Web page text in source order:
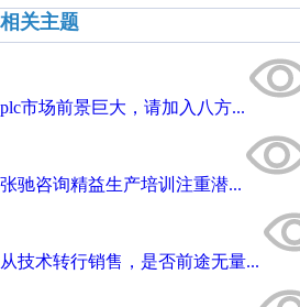
相关主题
plc市场前景巨大，请加入八方...
张驰咨询精益生产培训注重潜...
从技术转行销售，是否前途无量...